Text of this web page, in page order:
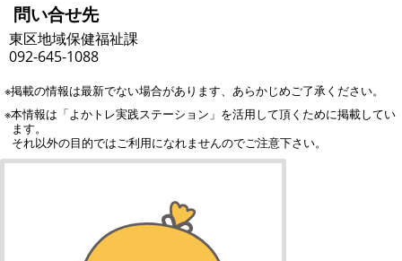
問い合せ先
東区地域保健福祉課
092-645-1088
※掲載の情報は最新でない場合があります、あらかじめご了承ください。
※本情報は「よかトレ実践ステーション」を活用して頂くために掲載してい
ます。
それ以外の目的ではご利用になれませんのでご注意下さい。